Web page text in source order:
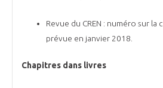
Revue du CREN : numéro sur la
prévue en janvier 2018.
Chapitres dans livres